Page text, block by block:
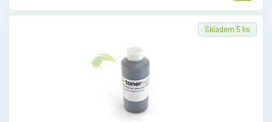
Skladem 5 ks